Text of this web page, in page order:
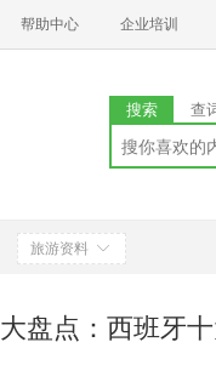
帮助中心 企业培训
搜索 查
旅游资料
大盘点：西班牙